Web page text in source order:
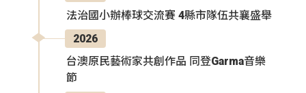
法治國小辦棒球交流賽 4縣市隊伍共襄盛舉
2026
台澳原民藝術家共創作品 同登Garma音樂
節